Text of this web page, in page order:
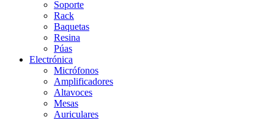
Soporte
Rack
Baquetas
Resina
Púas
Electrónica
Micrófonos
Amplificadores
Altavoces
Mesas
Auriculares